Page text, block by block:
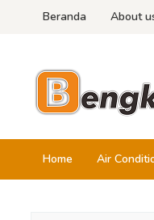
Beranda About
Home Air